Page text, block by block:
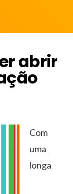
abrir
Com
uma
longa